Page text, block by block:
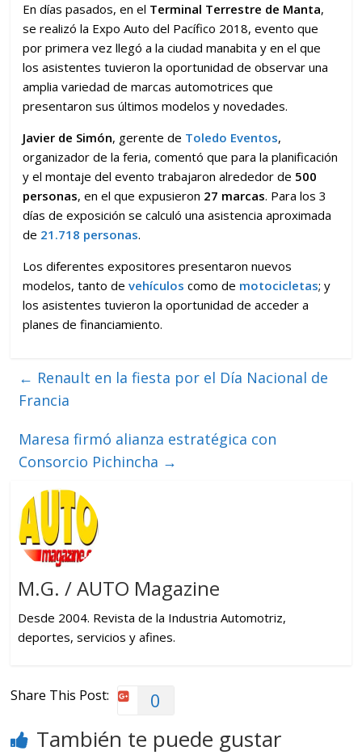
En días pasados, en el Terminal Terrestre de Manta,
se realizó la Expo Auto del Pacífico 2018, evento que
por primera vez llegó a la ciudad manabita y en el que
los asistentes tuvieron la oportunidad de observar una
amplia variedad de marcas automotrices que
presentaron sus últimos modelos y novedades.
Javier de Simón, gerente de Toledo Eventos,
organizador de la feria, comentó que para la planificación
y el montaje del evento trabajaron alrededor de 500
personas, en el que expusieron 27 marcas. Para los 3
días de exposición se calculó una asistencia aproximada
de 21.718 personas.
Los diferentes expositores presentaron nuevos
modelos, tanto devehículos como de motocicletas; y
los asistentes tuvieron la oportunidad de acceder a
planes de financiamiento.
← Renault en la fiesta por el Día Nacional de
Francia
Maresa firmó alianza estratégica con
Consorcio Pichincha →
M.G. / AUTO Magazine
Desde 2004. Revista de la Industria Automotriz,
deportes, servicios y afines.
Share This Post: 0
También te puede gustar